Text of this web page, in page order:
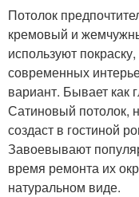
Потолок
кремовый и
используют
современных
вариант. Бывает как
Сатиновый потолок,
создаст в гостиной
Завоевывают
время ремонта их
натуральном виде.